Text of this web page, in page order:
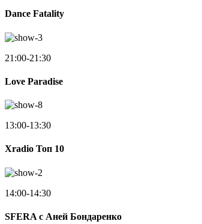
Dance Fatality
21:00-21:30
Love Paradise
13:00-13:30
Xradio Топ 10
14:00-14:30
SFERA с Аней Бондаренко